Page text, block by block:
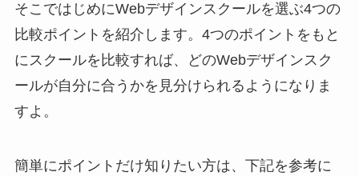
そこではじめにWebデザインスクールを選ぶ4つの
比較ポイントを紹介します。4つのポイントをもと
にスクールを比較すれば、どのWebデザインスク
ールが自分に合うかを見分けられるようになりま
すよ。
簡単にポイントだけ知りたい方は、下記を参考に